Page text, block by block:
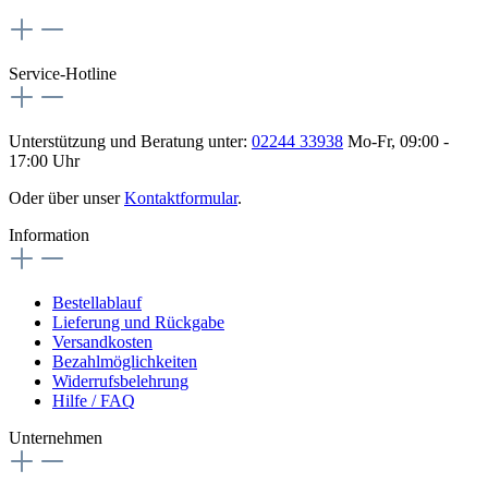
Service-Hotline
Unterstützung und Beratung unter: 02244 33938 Mo-Fr, 09:00 -
17:00 Uhr
Oder über unserKontaktformular.
Information
Bestellablauf
Lieferung und Rückgabe
Versandkosten
Bezahlmöglichkeiten
Widerrufsbelehrung
Hilfe / FAQ
Unternehmen